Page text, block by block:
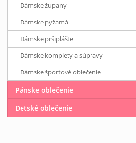
Dámske župany
Dámske pyžamá
Dámske pršiplášte
Dámske komplety a súpravy
Dámske športové oblečenie
Pánske oblečenie
Detské oblečenie